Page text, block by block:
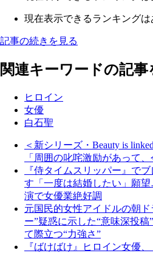
現在表示できるランキングは
記事の続きを見る
関連キーワードの記事
ヒロイン
女優
白石聖
＜新シリーズ・Beauty is
「周囲の叱咤激励があって、
『侍タイムスリッパー』で
す「一度は結婚したい」願
演で女優業絶好調
元国民的女性アイドルの朝
ー”疑惑に示した“意味深投
て際立つ“力強さ”
『ばけばけ』ヒロイン女優